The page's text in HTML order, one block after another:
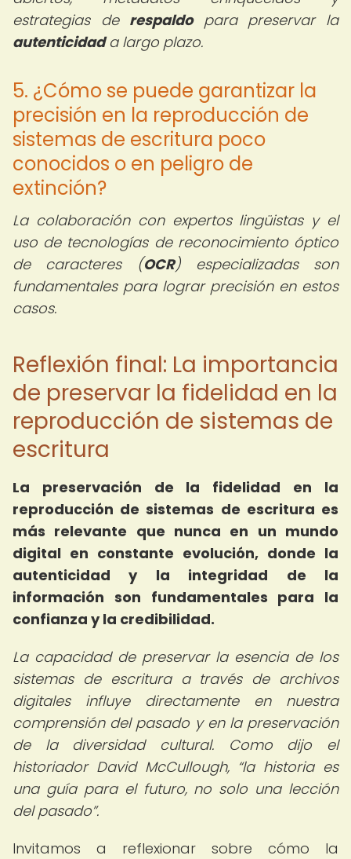
estrategias de respaldopara preservar la
autenticidada largo plazo.
5. ¿Cómo se puede garantizar la
precisión en la reproducción de
sistemas de escritura poco
conocidos o en peligro de
extinción?
La colaboración con expertos lingüistas y el
uso de tecnologías de reconocimiento óptico
de caracteres (OCR) especializadas son
fundamentales para lograr precisión en estos
casos.
Reflexión final: La importancia
de preservar la fidelidad en la
reproducción de sistemas de
escritura
La preservación de la fidelidad en la
reproducción de sistemas de escritura es
más relevante que nunca en un mundo
digital en constante evolución, donde la
autenticidad y la integridad de la
información son fundamentales para la
confianza y la credibilidad.
La capacidad de preservar la esencia de los
sistemas de escritura a través de archivos
digitales influye directamente en nuestra
comprensión del pasado y en la preservación
de la diversidad cultural. Como dijo el
historiador David McCullough,
la historia es
una guía para el futuro, no solo una lección
del pasado .
Invitamos a reflexionar sobre cómo la